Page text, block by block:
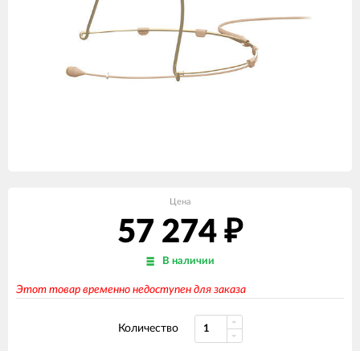
Цена
57 274 ₽
В наличии
Этот товар временно недоступен для заказа
Количество